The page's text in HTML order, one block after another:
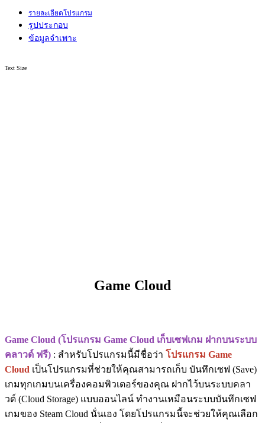
รายละเอียดโปรแกรม
รูปประกอบ
ข้อมูลจำเพาะ
Text Size
Game Cloud
Game Cloud (โปรแกรม Game Cloud เก็บเซฟเกม ฝากบนระบบ
คลาวด์ ฟรี) : สำหรับโปรแกรมนี้มีชื่อว่า โปรแกรม Game
Cloud เป็นโปรแกรมที่ช่วยให้คุณสามารถเก็บ บันทึกเซฟ (Save)
เกมทุกเกมบนเครื่องคอมพิวเตอร์ของคุณ ฝากไว้บนระบบคลา
วด์ (Cloud Storage) แบบออนไลน์ ทำงานเหมือนระบบบันทึกเซฟ
เกมของ Steam Cloud นั่นเอง โดยโปรแกรมนี้จะช่วยให้คุณเลือก